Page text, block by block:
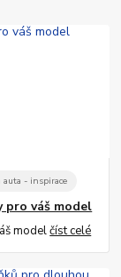
- inspirace
pro váš model
modelčíst celé